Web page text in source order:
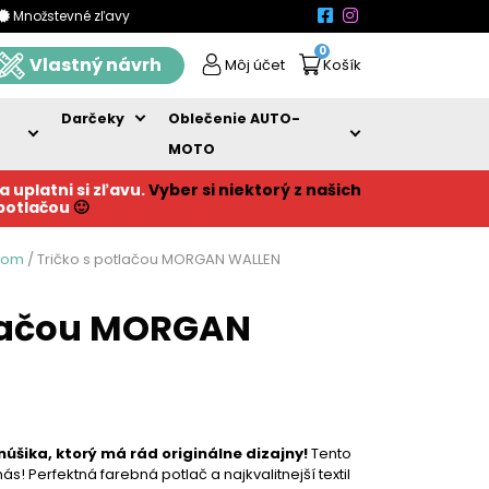
Množstevné zľavy
Vlastný návrh Môj účet
0
Košík
Darčeky
Oblečenie AUTO-
MOTO
uplatni si zľavu.Vyber si niektorý z našich
🙂
/ Tričko s potlačou MORGAN WALLEN
MORGAN
ktorý má rád originálne dizajny!Tento
Perfektná farebná potlač a najkvalitnejší textil